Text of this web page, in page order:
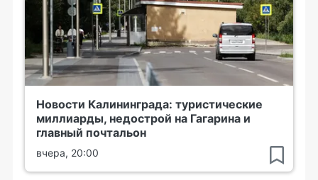
Новости Калининграда: туристические
миллиарды, недострой на Гагарина и
главный почтальон
вчера, 20:00